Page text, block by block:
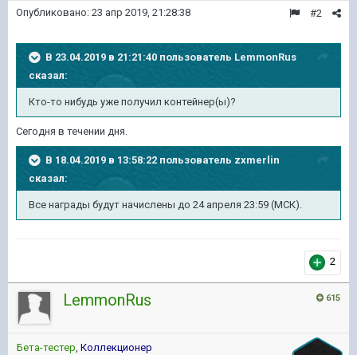
#2
Опубликовано: 23 апр 2019, 21:28:38
В 23.04.2019 в 21:21:40 пользователь LemmonRus
сказал:
Кто-то нибудь уже получил контейнер(ы)?
Сегодня в течении дня.
В 18.04.2019 в 13:58:22 пользователь zxmerlin
сказал:
Все награды будут начислены до 24 апреля 23:59 (МСК).
2
615
LemmonRus
Бета-тестер, Коллекционер